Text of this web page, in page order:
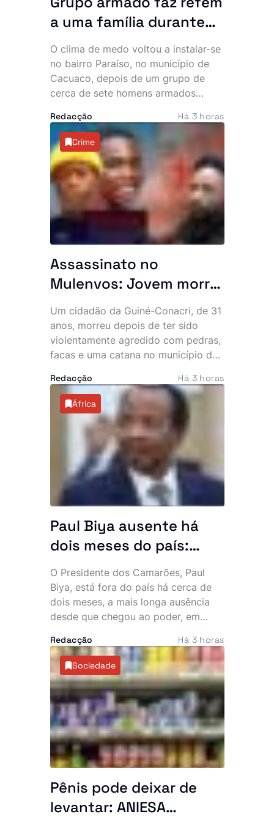
a uma família durante
uma hora no bairro
Paraíso. Polícia vê
navios e poeira
O clima de medo voltou a instalar-se
no bairro Paraíso, no município de
Cacuaco, depois de um grupo de
cerca de sete homens armados
madrugada desta quinta-feira. Os
assaltantes roubaram mais de 500
mil kwanzas, telemóveis,
computadores, jóias e documentos,
deixando os moradores em choque e
a questionar a eficácia do combate à
criminalidade na zona.
Redacção Há 3 horas
Crime
Assassinato no
Mulenvos: Jovem morre
após ataque com
pedras, facas e catana
junto a piquete policial
Um cidadão da Guiné-Conacri, de 31
anos, morreu depois de ter sido
violentamente agredido com pedras,
facas e uma catana no município do
atribuído a um grupo de marginais
conhecido por “UTT de Matar”,
ocorreu a escassos metros de um
piquete da Polícia, facto que motivou
denúncias de alegada falta de
intervenção por parte de um agente.
Redacção Há 3 horas
África
Paul Biya ausente há
dois meses do país:
Presidente mais velho
do mundo desaparece
da cena pública e
oposição exige
explicações
O Presidente dos Camarões, Paul
Biya, está fora do país há cerca de
dois meses, a mais longa ausência
desde que chegou ao poder, em
Europa intensificou as críticas da
oposição e voltou a alimentar
especulações sobre o estado de
saúde do chefe de Estado, de 93
anos.
Redacção Há 3 horas
Sociedade
Pênis pode deixar de
levantar: ANIESA